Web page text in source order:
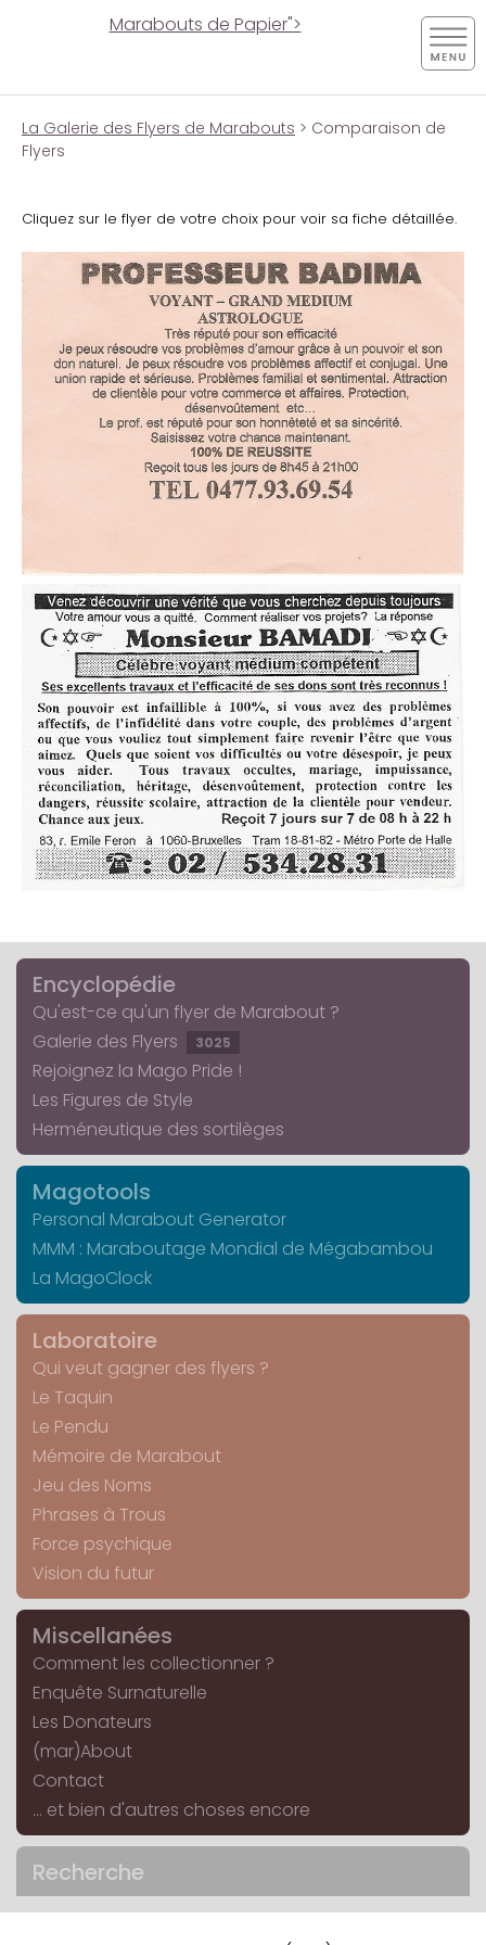
Marabouts de Papier">
La Galerie des Flyers de Marabouts > Comparaison de
Flyers
Cliquez sur le flyer de votre choix pour voir sa fiche détaillée.
Encyclopédie
Qu'est-ce qu'un flyer de Marabout ?
Galerie des Flyers
3025
Rejoignez la Mago Pride !
Les Figures de Style
Herméneutique des sortilèges
Magotools
Personal Marabout Generator
MMM : Maraboutage Mondial de Mégabambou
La MagoClock
Laboratoire
Qui veut gagner des flyers ?
Le Taquin
Le Pendu
Mémoire de Marabout
Jeu des Noms
Phrases à Trous
Force psychique
Vision du futur
Miscellanées
Comment les collectionner ?
Enquête Surnaturelle
Les Donateurs
(mar)About
Contact
... et bien d'autres choses encore
Recherche